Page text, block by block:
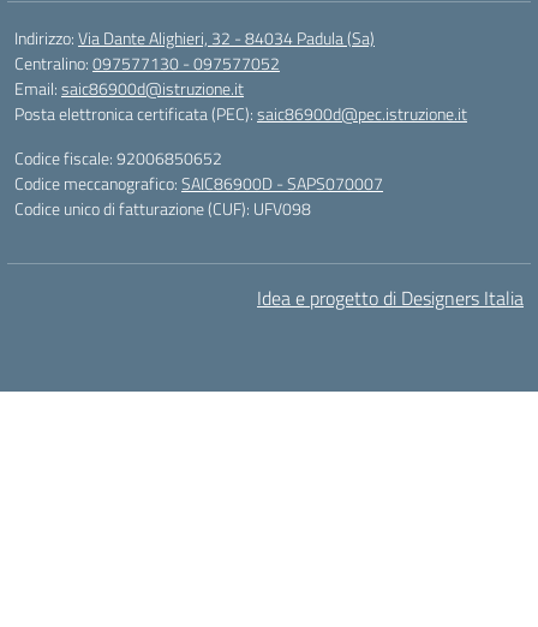
Indirizzo:Via Dante Alighieri, 32 - 84034 Padula (Sa)
Centralino:097577130 - 097577052
Email:saic86900d@istruzione.it
Posta elettronica certificata (PEC):saic86900d@pec.istruzione.it
Codice fiscale: 92006850652
Codice meccanografico:SAIC86900D - SAPS070007
Codice unico di fatturazione (CUF): UFV098
Idea e progetto di Designers Italia